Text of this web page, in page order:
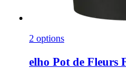
2 options
elho Pot de Fleurs